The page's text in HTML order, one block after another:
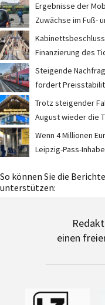
Ergebnisse der
Zuwächse im Fuß-
Finanzierung des
Steigende
fordert
Trotz steigender
August wieder die
Wenn 4 Millionen
Leipzig-Pass-
So können Sie die
unterstützen:
einen